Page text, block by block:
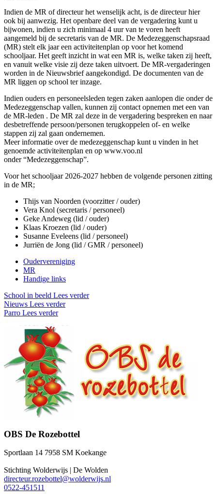
Indien de MR of directeur het wenselijk acht, is de directeur hier
ook bij aanwezig. Het openbare deel van de vergadering kunt u
bijwonen, indien u zich minimaal 4 uur van te voren heeft
aangemeld bij de secretaris van de MR. De Medezeggenschapsraad
(MR) stelt elk jaar een activiteitenplan op voor het komend
schooljaar. Het geeft inzicht in wat een MR is, welke taken zij heeft,
en vanuit welke visie zij deze taken uitvoert. De MR-vergaderingen
worden in de Nieuwsbrief aangekondigd. De documenten van de
MR liggen op school ter inzage.
Indien ouders en personeelsleden tegen zaken aanlopen die onder de
Medezeggenschap vallen, kunnen zij contact opnemen met een van
de MR-leden . De MR zal deze in de vergadering bespreken en naar
desbetreffende persoon/personen terugkoppelen of- en welke
stappen zij zal gaan ondernemen.
Meer informatie over de medezeggenschap kunt u vinden in het
genoemde activiteitenplan en op www.voo.nl
onder “Medezeggenschap”.
Voor het schooljaar 2026-2027 hebben de volgende personen zitting
in de MR;
Thijs van Noorden (voorzitter / ouder)
Vera Knol (secretaris / personeel)
Geke Andeweg (lid / ouder)
Klaas Kroezen (lid / ouder)
Susanne Eveleens (lid / personeel)
Jurriën de Jong (lid / GMR / personeel)
Oudervereniging
MR
Handige links
School in beeld Lees verder
Nieuws Lees verder
Parro Lees verder
OBS De Rozebottel
Sportlaan 14 7958 SM Koekange
Stichting Wolderwijs | De Wolden
directeur.rozebottel@wolderwijs.nl
0522-451511